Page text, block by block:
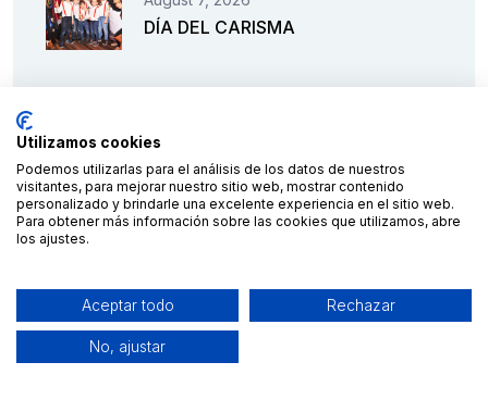
DÍA DEL CARISMA
2023 © C.E.S. Salesianosdiseño y desarrollo por
Utilizamos cookies
Podemos utilizarlas para el análisis de los datos de nuestros
visitantes, para mejorar nuestro sitio web, mostrar contenido
personalizado y brindarle una excelente experiencia en el sitio web.
Para obtener más información sobre las cookies que utilizamos, abre
los ajustes.
Aceptar todo Rechazar
No, ajustar